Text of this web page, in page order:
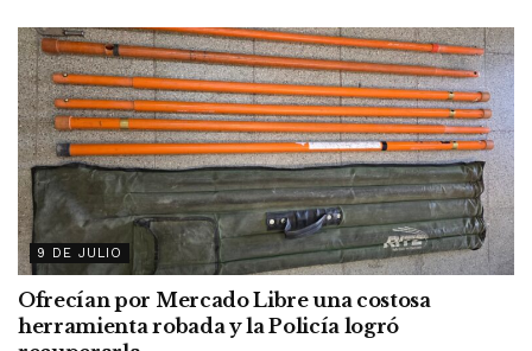
9 DE JULIO
Ofrecían por Mercado Libre una costosa
herramienta robada y la Policía logró